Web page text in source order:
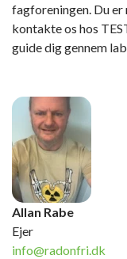
fagforeningen. Du
kontakte os hos
guide dig gennem
Allan Rabe
Ejer
info@radonfri.dk